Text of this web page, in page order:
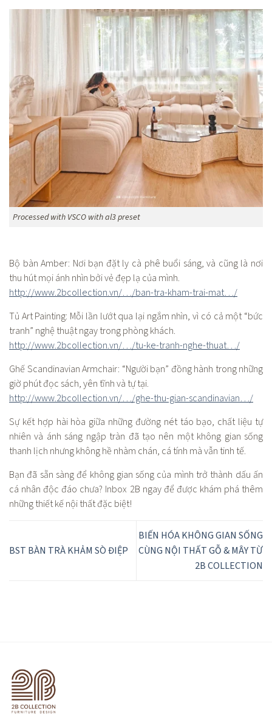
Processed with VSCO with al3 preset
Bộ bàn Amber: Nơi bạn đặt ly cà phê buổi sáng, và cũng là nơi
thu hút mọi ánh nhìn bởi vẻ đẹp lạ của mình.
http://www.2bcollection.vn/…/ban-tra-kham-trai-mat…/
Tủ Art Painting: Mỗi lần lướt qua lại ngắm nhìn, vì có cả một “bức
tranh” nghệ thuật ngay trong phòng khách.
http://www.2bcollection.vn/…/tu-ke-tranh-nghe-thuat…/
Ghế Scandinavian Armchair: “Người bạn” đồng hành trong những
giờ phút đọc sách, yên tĩnh và tự tại.
http://www.2bcollection.vn/…/ghe-thu-gian-scandinavian…/
Sự kết hợp hài hòa giữa những đường nét táo bạo, chất liệu tự
nhiên và ánh sáng ngập tràn đã tạo nên một không gian sống
thanh lịch nhưng không hề nhàm chán, cá tính mà vẫn tinh tế.
Bạn đã sẵn sàng để không gian sống của mình trở thành dấu ấn
cá nhân độc đáo chưa? Inbox 2B ngay để được khám phá thêm
những thiết kế nội thất đặc biệt!
BST BÀN TRÀ KHẢM SÒ ĐIỆP
BIẾN HÓA KHÔNG GIAN SỐNG
CÙNG NỘI THẤT GỖ & MÂY TỪ
2B COLLECTION